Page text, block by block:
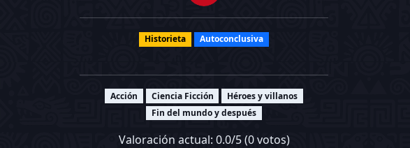
Historieta Autoconclusiva
Acción Ciencia Ficción
Héroes y villanos
Fin del mundo y después
Valoración actual: 0.0/5 (0votos)